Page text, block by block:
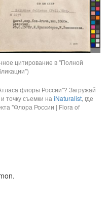
цитирование в "Полной
флоры России"? Загружай
точку съемки на iNaturalist, где
"Флора России | Flora of